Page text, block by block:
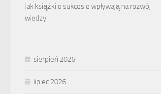
Jak książki o sukcesie wpływają na rozwój
wiedzy
sierpień 2026
lipiec 2026